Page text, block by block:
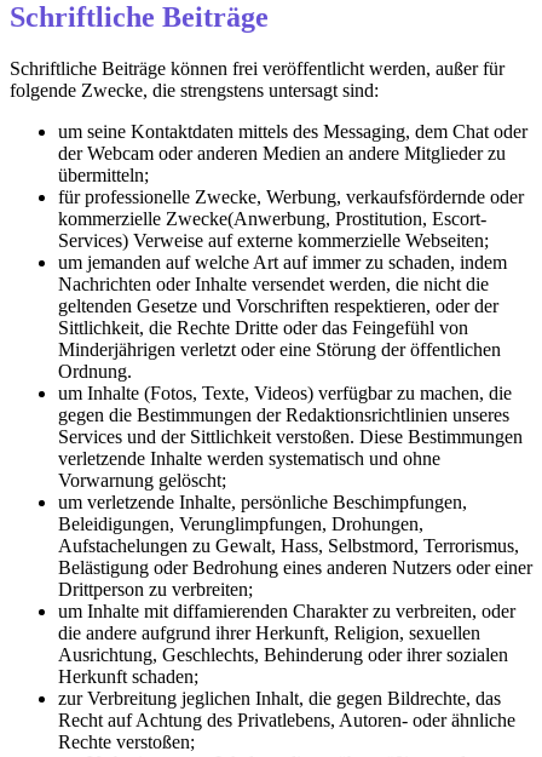
Schriftliche Beiträge
Schriftliche Beiträge können frei veröffentlicht werden, außer für
folgende Zwecke, die strengstens untersagt sind:
um seine Kontaktdaten mittels des Messaging, dem Chat oder
der Webcam oder anderen Medien an andere Mitglieder zu
übermitteln;
für professionelle Zwecke, Werbung, verkaufsfördernde oder
kommerzielle Zwecke(Anwerbung, Prostitution, Escort-
Services) Verweise auf externe kommerzielle Webseiten;
um jemanden auf welche Art auf immer zu schaden, indem
Nachrichten oder Inhalte versendet werden, die nicht die
geltenden Gesetze und Vorschriften respektieren, oder der
Sittlichkeit, die Rechte Dritte oder das Feingefühl von
Minderjährigen verletzt oder eine Störung der öffentlichen
Ordnung.
um Inhalte (Fotos, Texte, Videos) verfügbar zu machen, die
gegen die Bestimmungen der Redaktionsrichtlinien unseres
Services und der Sittlichkeit verstoßen. Diese Bestimmungen
verletzende Inhalte werden systematisch und ohne
Vorwarnung gelöscht;
um verletzende Inhalte, persönliche Beschimpfungen,
Beleidigungen, Verunglimpfungen, Drohungen,
Aufstachelungen zu Gewalt, Hass, Selbstmord, Terrorismus,
Belästigung oder Bedrohung eines anderen Nutzers oder einer
Drittperson zu verbreiten;
um Inhalte mit diffamierenden Charakter zu verbreiten, oder
die andere aufgrund ihrer Herkunft, Religion, sexuellen
Ausrichtung, Geschlechts, Behinderung oder ihrer sozialen
Herkunft schaden;
zur Verbreitung jeglichen Inhalt, die gegen Bildrechte, das
Recht auf Achtung des Privatlebens, Autoren- oder ähnliche
Rechte verstoßen;